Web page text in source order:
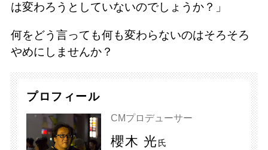
は変わろうとしていないのでしょうか？」
何をどう言っても何も変わらないのはそろそろ
やめにしませんか？
プロフィール
CMプロデューサー
櫻木 光氏